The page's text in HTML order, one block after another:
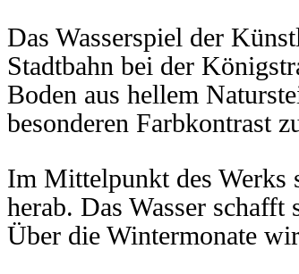
Das Wasserspiel der
Stadtbahn bei der
Boden aus hellem
besonderen Farbkontrast
Im Mittelpunkt des Werks
herab. Das Wasser
Über die Wintermonate